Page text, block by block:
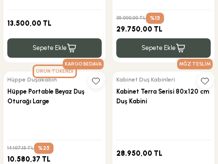
13.500,00 TL
Sepete Ekle
35.000,00 TL %15
29.750,00 TL
Sepete Ekle
ÜRÜN TÜKENDİ
KARGO BEDAVA
Hüppe Duşakabin
Hüppe Portable Beyaz Duş
Oturağı Large
14.107,15 TL %25
10.580,37 TL
MĞZ TESLİM
Kabinet Duş Kabinleri
Kabinet Terra Serisi 80x120 cm
Duş Kabini
28.950,00 TL